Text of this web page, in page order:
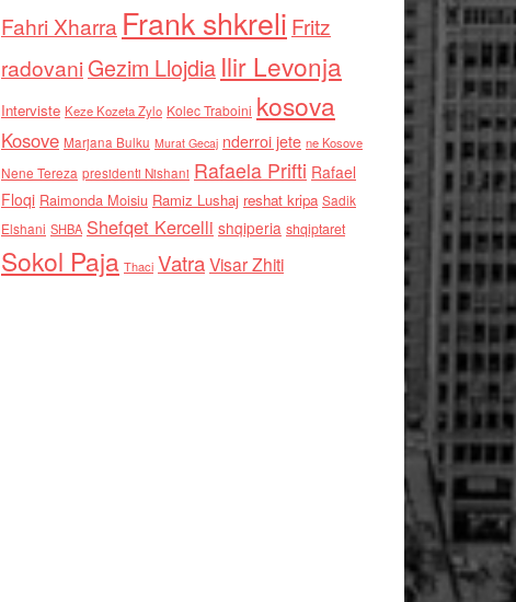
Fahri Xharra Frank shkreli Fritz
radovaniGezim Llojdia Ilir Levonja
Interviste Keze Kozeta Zylo Kolec Traboini kosova
Kosove Marjana Bulku Murat Gecaj nderroi jete ne Kosove
Nene Tereza presidenti Nishani Rafaela Prifti Rafael
Floqi Raimonda Moisiu Ramiz Lushaj reshat kripa Sadik
Elshani SHBA Shefqet Kercelli shqiperia shqiptaret
Sokol Paja Thaci VatraVisar Zhiti